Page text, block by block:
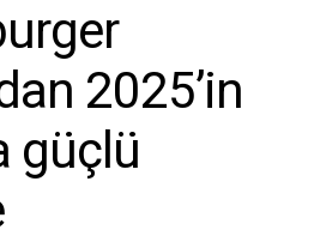
2025’in
güçlü